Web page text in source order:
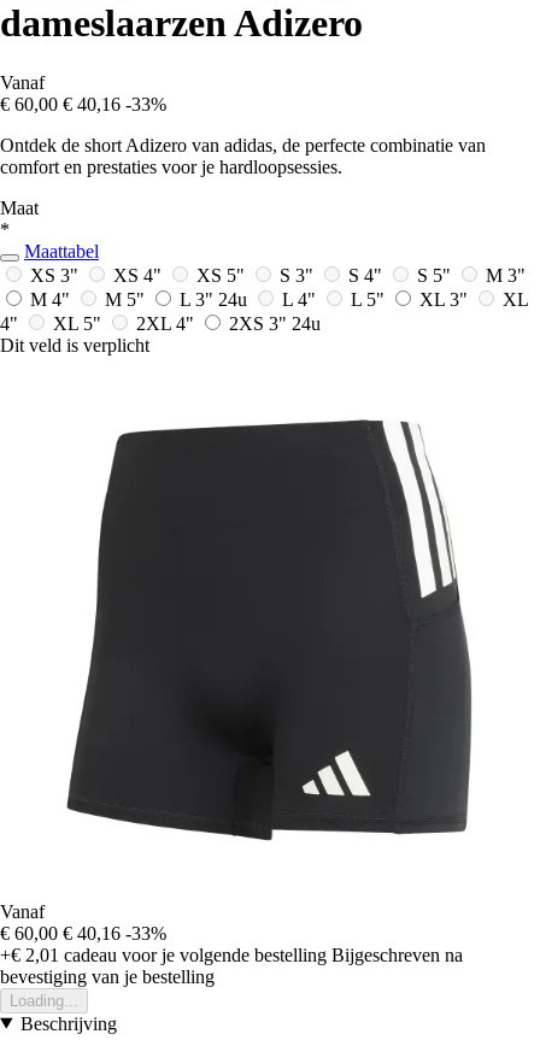
dameslaarzen Adizero
Vanaf
€ 60,00 € 40,16 -33%
Ontdek de short Adizero van adidas, de perfecte combinatie van
comfort en prestaties voor je hardloopsessies.
Maat
*
Maattabel
XS 3"
XS 4" XS 5" S 3" S 4" S 5"
M 3"
M 4"
M 5" L 3" 24u L 4" L 5" XL 3"
XL
4"
XL 5" 2XL 4" 2XS 3" 24u
Dit veld is verplicht
Vanaf
€ 60,00 € 40,16 -33%
+€ 2,01 cadeau voor je volgende bestelling Bijgeschreven na
bevestiging van je bestelling
Loading...
Beschrijving